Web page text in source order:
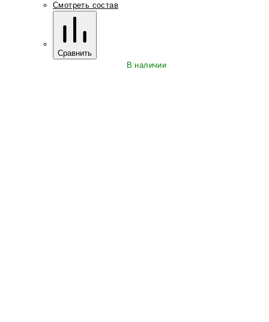
Смотреть состав
Сравнить
В наличии